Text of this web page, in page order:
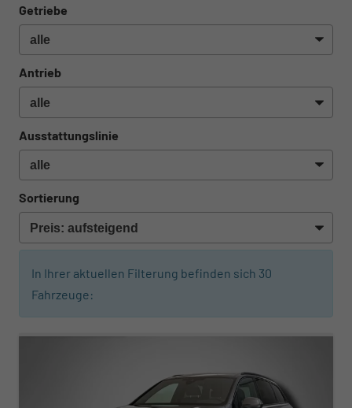
Getriebe
Antrieb
Ausstattungslinie
Sortierung
In Ihrer aktuellen Filterung befinden sich 30
Fahrzeuge:
ab 830,– € mtl.